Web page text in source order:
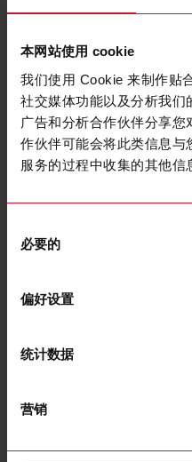
本网站使用 cookie
我们使用 Cookie 来制作贴
社交媒体功能以及分析我们
广告和分析合作伙伴分享
作伙伴可能会将此类信息
服务的过程中收集的其他信
必要的
偏好设置
统计数据
营销